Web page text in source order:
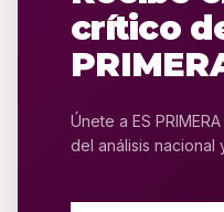
crítico
Únete a ES
del análisis nacional